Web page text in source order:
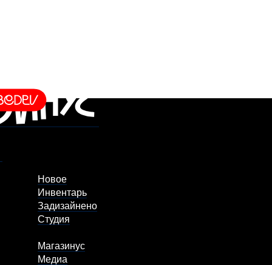
Новое
Инвентарь
Задизайнено
Студия
Магазинус
Медиа